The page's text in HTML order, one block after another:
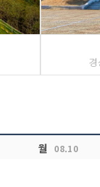
월 08.10